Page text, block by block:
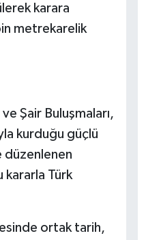
karara
metrekarelik
Şair Buluşmaları,
kurduğu güçlü
düzenlenen
kararla Türk
ortak tarih,